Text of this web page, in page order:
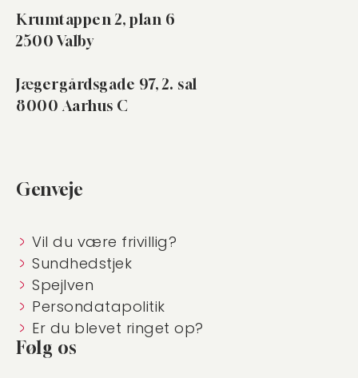
Krumtappen 2, plan 6
2500 Valby
Jægergårdsgade 97, 2. sal
8000 Aarhus C
Genveje
Vil du være frivillig?
Sundhedstjek
Spejlven
Persondatapolitik
Er du blevet ringet op?
Følg os